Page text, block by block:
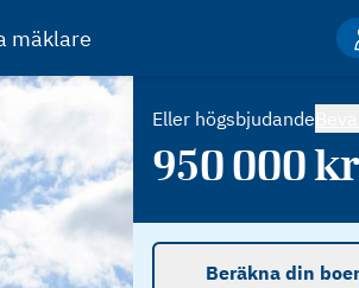
mäklare
Eller högsbjudande
950 000kr
Beräkna din